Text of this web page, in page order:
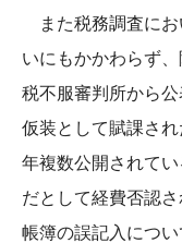
また税務調査にお
いにもかかわらず
税不服審判所から
仮装として賦課さ
年複数公開されて
だとして経費否認
帳簿の誤記入につ